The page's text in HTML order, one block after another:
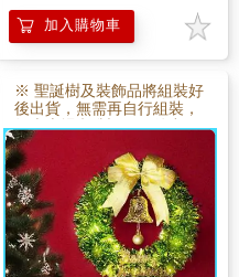
加入購物車
※ 聖誕樹及裝飾品將組裝好
後出貨，無需再自行組裝，
故本賣場 訂製3~5日後出
貨。